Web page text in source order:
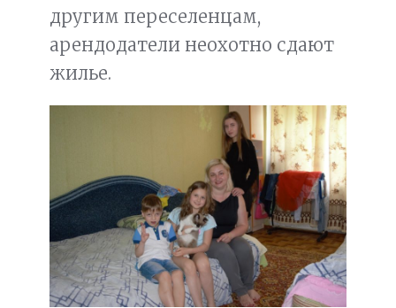
другим переселенцам,
арендодатели неохотно сдают
жилье.